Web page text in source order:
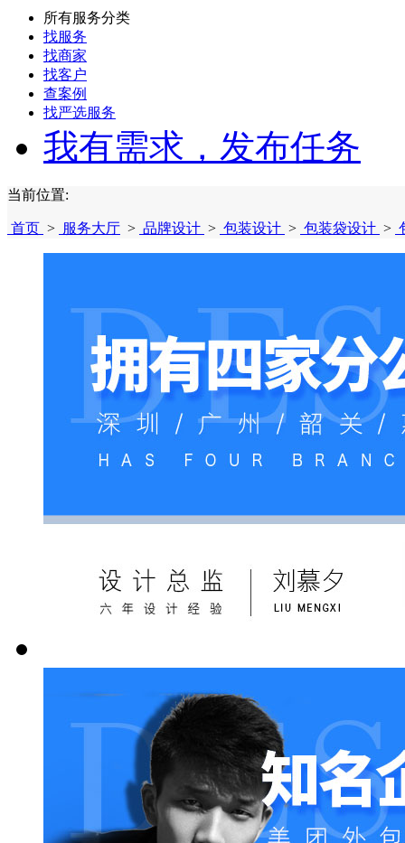
所有服务分类
找服务
找商家
找客户
查案例
找严选服务
我有需求，发布任务
当前位置:
首页 > 服务大厅 > 品牌设计 > 包装设计 > 包装袋设计 >